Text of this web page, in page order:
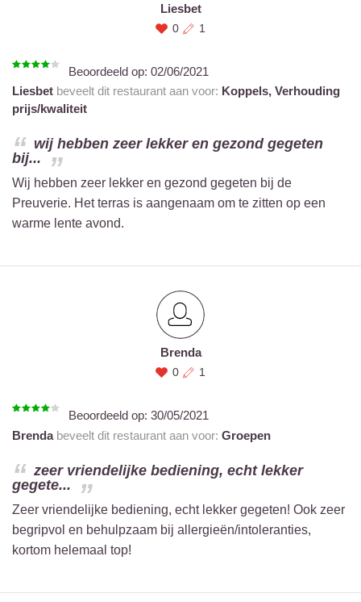
Liesbet
0 1
Beoordeeld op: 02/06/2021
Liesbet beveelt dit restaurant aan voor: Koppels, Verhouding
prijs/kwaliteit
wij hebben zeer lekker en gezond gegeten
bij...
Wij hebben zeer lekker en gezond gegeten bij de
Preuverie. Het terras is aangenaam om te zitten op een
warme lente avond.
Brenda
0 1
Beoordeeld op: 30/05/2021
Brendabeveelt dit restaurant aan voor: Groepen
zeer vriendelijke bediening, echt lekker
gegete...
Zeer vriendelijke bediening, echt lekker gegeten! Ook zeer
begripvol en behulpzaam bij allergieën/intoleranties,
kortom helemaal top!